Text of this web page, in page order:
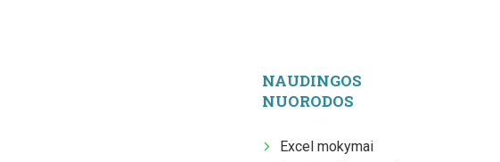
NAUDINGOS
NUORODOS
Excel mokymai